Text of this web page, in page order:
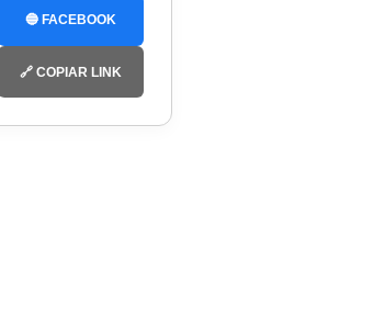
🔵 FACEBOOK
🔗 COPIAR LINK